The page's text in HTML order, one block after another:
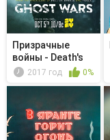
Призрачные
войны - Death's
Door2017 год 0%